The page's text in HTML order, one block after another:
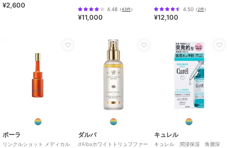
¥2,600 4.48 （43件）
¥11,000
4.50（2件）
¥12,100
ポーラ
リンクルショット メディカル
ダルバ
d'Albaホワイトトリュフファー
キュレル
キュレル 潤浸保湿 角層深